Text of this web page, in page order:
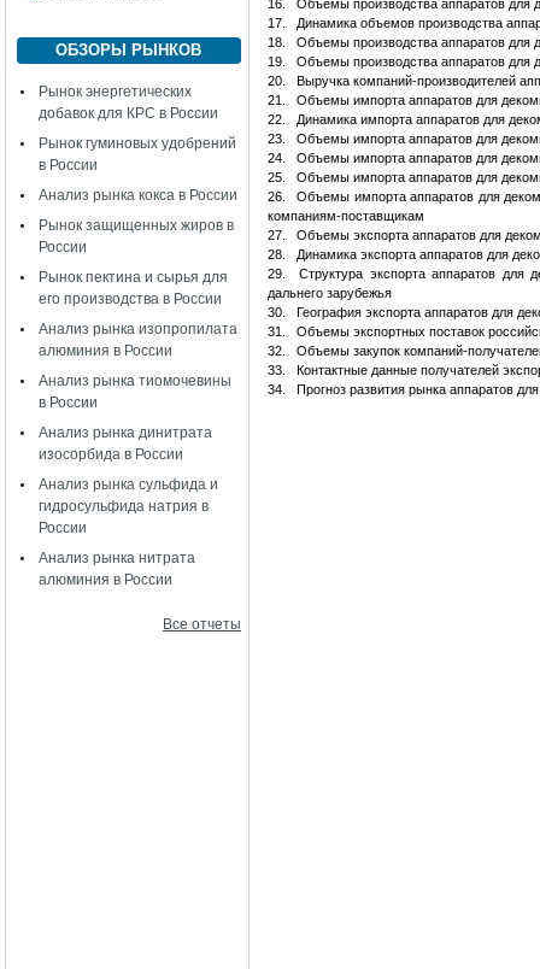
ОБЗОРЫ РЫНКОВ
Рынок энергетических
добавок для КРС в России
Рынок гуминовых удобрений
в России
Анализ рынка кокса в России
Рынок защищенных жиров в
России
Рынок пектина и сырья для
его производства в России
Анализ рынка изопропилата
алюминия в России
Анализ рынка тиомочевины
в России
Анализ рынка динитрата
изосорбида в России
Анализ рынка сульфида и
гидросульфида натрия в
России
Анализ рынка нитрата
алюминия в России
Все отчеты
16.
Объемы производства аппаратов для
17.
Динамика объемов производства
18.
Объемы производства аппаратов для
19.
Объемы производства аппаратов для
20.
Выручка компаний-производителей
21.
Объемы импорта аппаратов для
22.
Динамика импорта аппаратов для
23.
Объемы импорта аппаратов для
24.
Объемы импорта аппаратов для
25.
Объемы импорта аппаратов для
26.
Объемы импорта аппаратов для
компаниям-поставщикам
27.
Объемы экспорта аппаратов для
28.
Динамика экспорта аппаратов для
29.
Структура экспорта аппаратов для
дальнего зарубежья
30.
География экспорта аппаратов для
31.
Объемы экспортных поставок
32.
Объемы закупок компаний-
33.
Контактные данные получателей
34.
Прогноз развития рынка аппаратов